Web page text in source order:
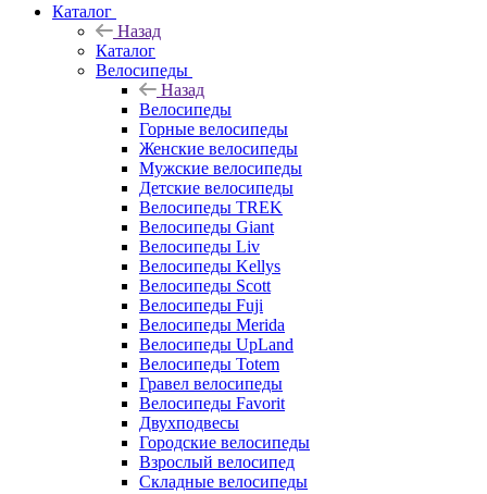
Каталог
Назад
Каталог
Велосипеды
Назад
Велосипеды
Горные велосипеды
Женские велосипеды
Мужские велосипеды
Детские велосипеды
Велосипеды TREK
Велосипеды Giant
Велосипеды Liv
Велосипеды Kellys
Велосипеды Scott
Велосипеды Fuji
Велосипеды Merida
Велосипеды UpLand
Велосипеды Totem
Гравел велосипеды
Велосипеды Favorit
Двухподвесы
Городские велосипеды
Взрослый велосипед
Складные велосипеды